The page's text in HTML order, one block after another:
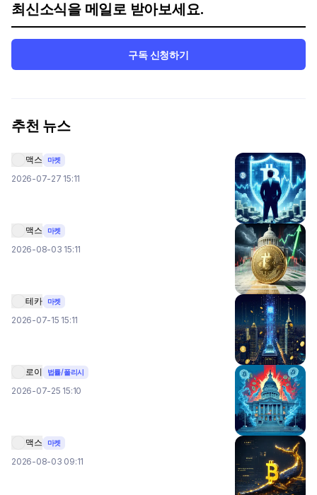
최신소식을 메일로 받아보세요.
구독 신청하기
추천 뉴스
맥스 마켓
2026-07-27 15:11
맥스 마켓
2026-08-03 15:11
테카 마켓
2026-07-15 15:11
로이 법률/폴리시
2026-07-25 15:10
맥스 마켓
2026-08-03 09:11